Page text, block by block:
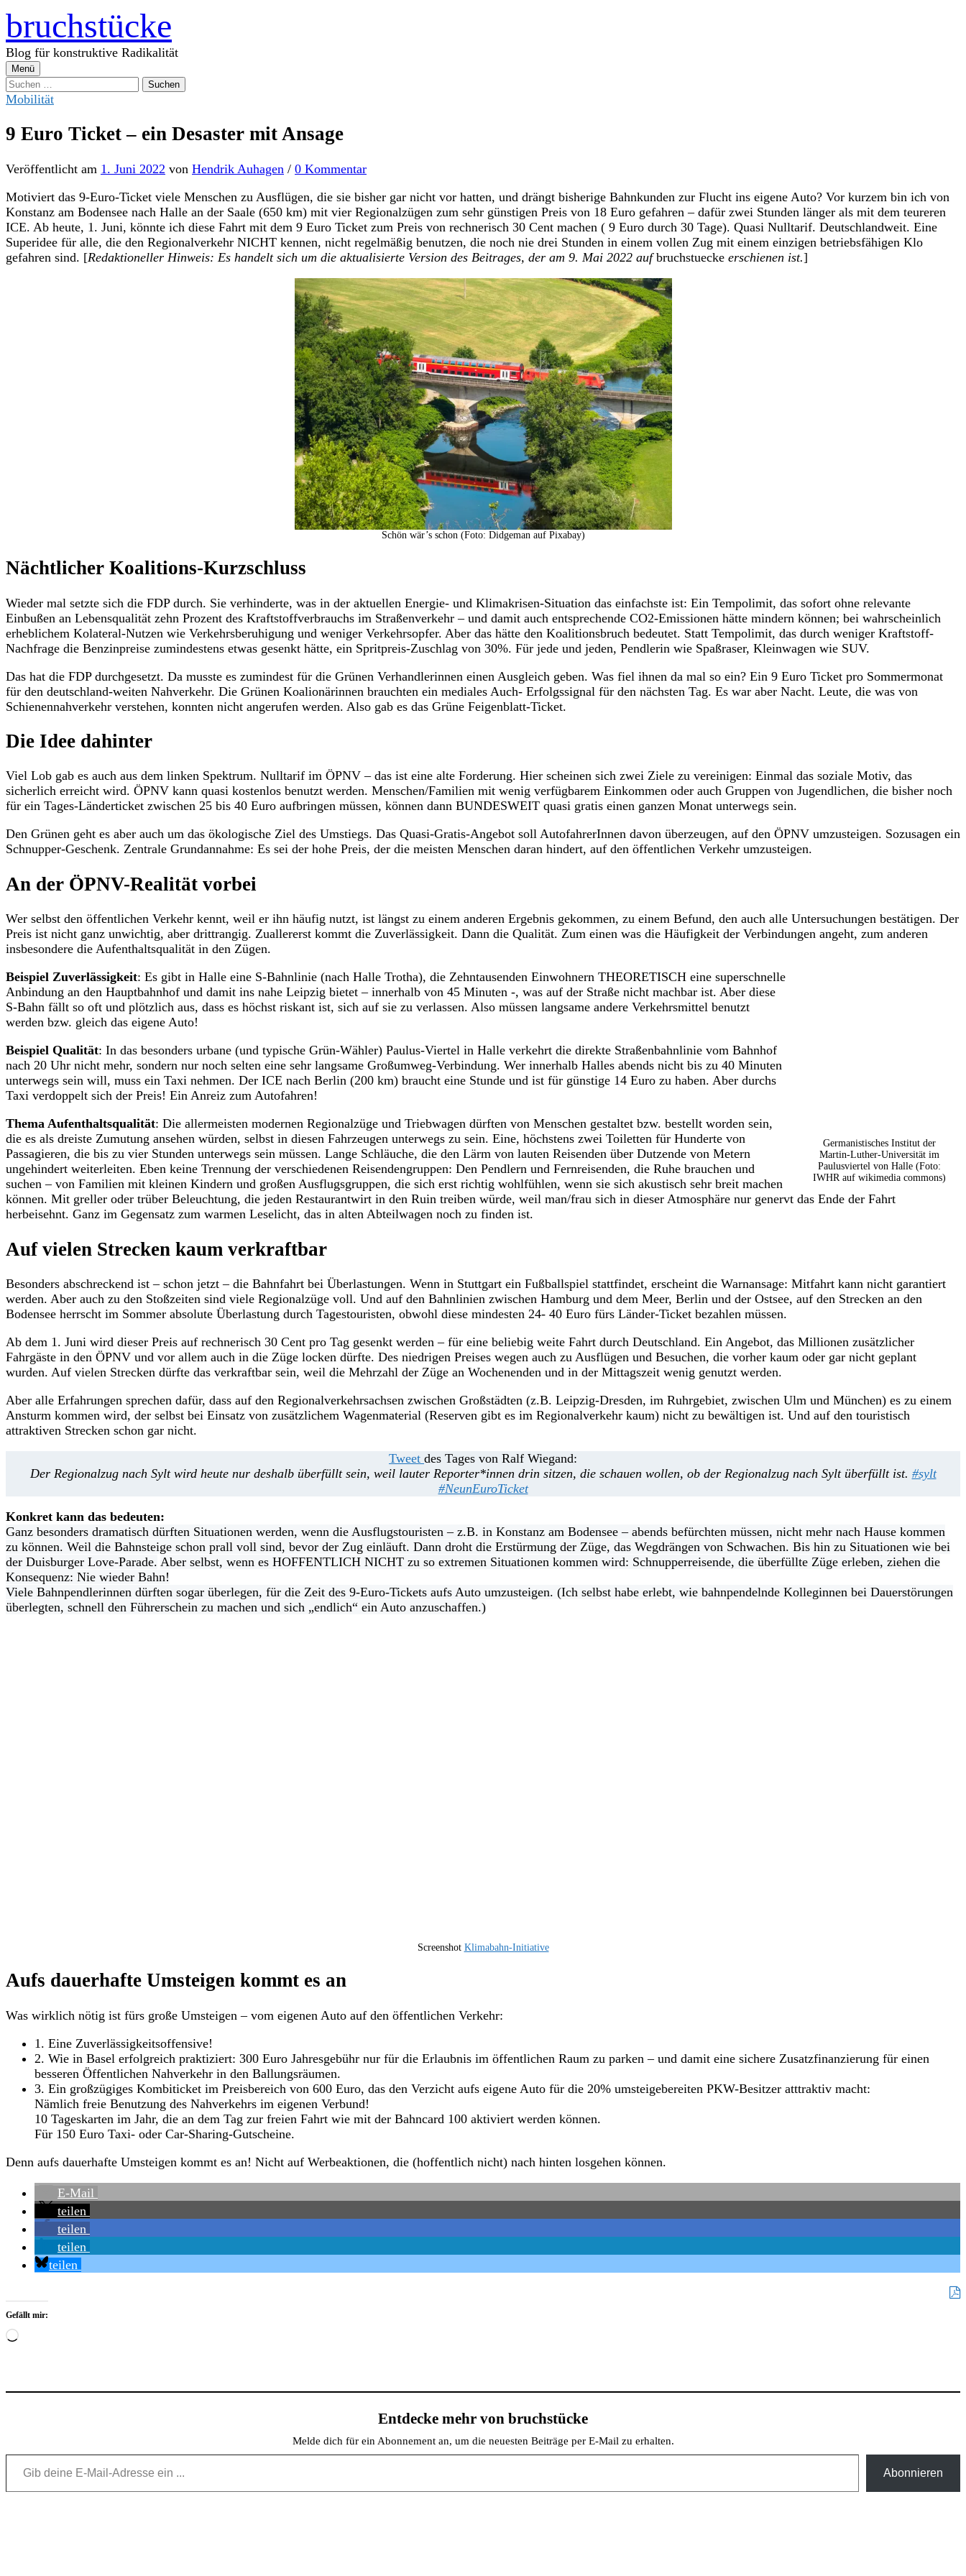
Zum
Inhalt
überspringen
bruchstücke
Blog für konstruktive Radikalität
Menü
Suchen
nach:
Mobilität
9 Euro Ticket – ein Desaster mit Ansage
Veröffentlicht am 1. Juni 2022 von Hendrik Auhagen / 0 Kommentar
Motiviert das 9-Euro-Ticket viele Menschen zu Ausflügen, die sie bisher gar nicht vor hatten, und drängt bisherige Bahnkunden zur Flucht ins eigene Auto? Vor kurzem bin ich von
Konstanz am Bodensee nach Halle an der Saale (650 km) mit vier Regionalzügen zum sehr günstigen Preis von 18 Euro gefahren – dafür zwei Stunden länger als mit dem teureren
ICE. Ab heute, 1. Juni, könnte ich diese Fahrt mit dem 9 Euro Ticket zum Preis von rechnerisch 30 Cent machen ( 9 Euro durch 30 Tage). Quasi Nulltarif. Deutschlandweit. Eine
Superidee für alle, die den Regionalverkehr NICHT kennen, nicht regelmäßig benutzen, die noch nie drei Stunden in einem vollen Zug mit einem einzigen betriebsfähigen Klo
gefahren sind. [Redaktioneller Hinweis: Es handelt sich um die aktualisierte Version des Beitrages, der am 9. Mai 2022 aufbruchstuecke erschienen ist.]
Schön wär’s schon (Foto: Didgeman auf Pixabay)
Nächtlicher Koalitions-Kurzschluss
Wieder mal setzte sich die FDP durch. Sie verhinderte, was in der aktuellen Energie- und Klimakrisen-Situation das einfachste ist: Ein Tempolimit, das sofort ohne relevante
Einbußen an Lebensqualität zehn Prozent des Kraftstoffverbrauchs im Straßenverkehr – und damit auch entsprechende CO2-Emissionen hätte mindern können; bei wahrscheinlich
erheblichem Kolateral-Nutzen wie Verkehrsberuhigung und weniger Verkehrsopfer. Aber das hätte den Koalitionsbruch bedeutet. Statt Tempolimit, das durch weniger Kraftstoff-
Nachfrage die Benzinpreise zumindestens etwas gesenkt hätte, ein Spritpreis-Zuschlag von 30%. Für jede und jeden, Pendlerin wie Spaßraser, Kleinwagen wie SUV.
Das hat die FDP durchgesetzt. Da musste es zumindest für die Grünen Verhandlerinnen einen Ausgleich geben. Was fiel ihnen da mal so ein? Ein 9 Euro Ticket pro Sommermonat
für den deutschland-weiten Nahverkehr. Die Grünen Koalionärinnen brauchten ein mediales Auch- Erfolgssignal für den nächsten Tag. Es war aber Nacht. Leute, die was von
Schienennahverkehr verstehen, konnten nicht angerufen werden. Also gab es das Grüne Feigenblatt-Ticket.
Die Idee dahinter
Viel Lob gab es auch aus dem linken Spektrum. Nulltarif im ÖPNV – das ist eine alte Forderung. Hier scheinen sich zwei Ziele zu vereinigen: Einmal das soziale Motiv, das
sicherlich erreicht wird. ÖPNV kann quasi kostenlos benutzt werden. Menschen/Familien mit wenig verfügbarem Einkommen oder auch Gruppen von Jugendlichen, die bisher noch
für ein Tages-Länderticket zwischen 25 bis 40 Euro aufbringen müssen, können dann BUNDESWEIT quasi gratis einen ganzen Monat unterwegs sein.
Den Grünen geht es aber auch um das ökologische Ziel des Umstiegs. Das Quasi-Gratis-Angebot soll AutofahrerInnen davon überzeugen, auf den ÖPNV umzusteigen. Sozusagen ein
Schnupper-Geschenk. Zentrale Grundannahme: Es sei der hohe Preis, der die meisten Menschen daran hindert, auf den öffentlichen Verkehr umzusteigen.
An der ÖPNV-Realität vorbei
Wer selbst den öffentlichen Verkehr kennt, weil er ihn häufig nutzt, ist längst zu einem anderen Ergebnis gekommen, zu einem Befund, den auch alle Untersuchungen bestätigen. Der
Preis ist nicht ganz unwichtig, aber drittrangig. Zuallererst kommt die Zuverlässigkeit. Dann die Qualität. Zum einen was die Häufigkeit der Verbindungen angeht, zum anderen
insbesondere die Aufenthaltsqualität in den Zügen.
Germanistisches Institut der
Martin-Luther-Universität im
Paulusviertel von Halle (Foto:
IWHR auf wikimedia commons)
Beispiel Zuverlässigkeit: Es gibt in Halle eine S-Bahnlinie (nach Halle Trotha), die Zehntausenden Einwohnern THEORETISCH eine superschnelle
Anbindung an den Hauptbahnhof und damit ins nahe Leipzig bietet – innerhalb von 45 Minuten -, was auf der Straße nicht machbar ist. Aber diese
S-Bahn fällt so oft und plötzlich aus, dass es höchst riskant ist, sich auf sie zu verlassen. Also müssen langsame andere Verkehrsmittel benutzt
werden bzw. gleich das eigene Auto!
Beispiel Qualität: In das besonders urbane (und typische Grün-Wähler) Paulus-Viertel in Halle verkehrt die direkte Straßenbahnlinie vom Bahnhof
nach 20 Uhr nicht mehr, sondern nur noch selten eine sehr langsame Großumweg-Verbindung. Wer innerhalb Halles abends nicht bis zu 40 Minuten
unterwegs sein will, muss ein Taxi nehmen. Der ICE nach Berlin (200 km) braucht eine Stunde und ist für günstige 14 Euro zu haben. Aber durchs
Taxi verdoppelt sich der Preis! Ein Anreiz zum Autofahren!
Thema Aufenthaltsqualität: Die allermeisten modernen Regionalzüge und Triebwagen dürften von Menschen gestaltet bzw. bestellt worden sein,
die es als dreiste Zumutung ansehen würden, selbst in diesen Fahrzeugen unterwegs zu sein. Eine, höchstens zwei Toiletten für Hunderte von
Passagieren, die bis zu vier Stunden unterwegs sein müssen. Lange Schläuche, die den Lärm von lauten Reisenden über Dutzende von Metern
ungehindert weiterleiten. Eben keine Trennung der verschiedenen Reisendengruppen: Den Pendlern und Fernreisenden, die Ruhe brauchen und
suchen – von Familien mit kleinen Kindern und großen Ausflugsgruppen, die sich erst richtig wohlfühlen, wenn sie sich akustisch sehr breit machen
können. Mit greller oder trüber Beleuchtung, die jeden Restaurantwirt in den Ruin treiben würde, weil man/frau sich in dieser Atmosphäre nur genervt das Ende der Fahrt
herbeisehnt. Ganz im Gegensatz zum warmen Leselicht, das in alten Abteilwagen noch zu finden ist.
Auf vielen Strecken kaum verkraftbar
Besonders abschreckend ist – schon jetzt – die Bahnfahrt bei Überlastungen. Wenn in Stuttgart ein Fußballspiel stattfindet, erscheint die Warnansage: Mitfahrt kann nicht garantiert
werden. Aber auch zu den Stoßzeiten sind viele Regionalzüge voll. Und auf den Bahnlinien zwischen Hamburg und dem Meer, Berlin und der Ostsee, auf den Strecken an den
Bodensee herrscht im Sommer absolute Überlastung durch Tagestouristen, obwohl diese mindesten 24- 40 Euro fürs Länder-Ticket bezahlen müssen.
Ab dem 1. Juni wird dieser Preis auf rechnerisch 30 Cent pro Tag gesenkt werden – für eine beliebig weite Fahrt durch Deutschland. Ein Angebot, das Millionen zusätzlicher
Fahrgäste in den ÖPNV und vor allem auch in die Züge locken dürfte. Des niedrigen Preises wegen auch zu Ausflügen und Besuchen, die vorher kaum oder gar nicht geplant
wurden. Auf vielen Strecken dürfte das verkraftbar sein, weil die Mehrzahl der Züge an Wochenenden und in der Mittagszeit wenig genutzt werden.
Aber alle Erfahrungen sprechen dafür, dass auf den Regionalverkehrsachsen zwischen Großstädten (z.B. Leipzig-Dresden, im Ruhrgebiet, zwischen Ulm und München) es zu einem
Ansturm kommen wird, der selbst bei Einsatz von zusätzlichem Wagenmaterial (Reserven gibt es im Regionalverkehr kaum) nicht zu bewältigen ist. Und auf den touristisch
attraktiven Strecken schon gar nicht.
Tweet des Tages von Ralf Wiegand:
Der Regionalzug nach Sylt wird heute nur deshalb überfüllt sein, weil lauter Reporter*innen drin sitzen, die schauen wollen, ob der Regionalzug nach Sylt überfüllt ist. #sylt
#NeunEuroTicket
Konkret kann das bedeuten:
Ganz besonders dramatisch dürften Situationen werden, wenn die Ausflugstouristen – z.B. in Konstanz am Bodensee – abends befürchten müssen, nicht mehr nach Hause kommen
zu können. Weil die Bahnsteige schon prall voll sind, bevor der Zug einläuft. Dann droht die Erstürmung der Züge, das Wegdrängen von Schwachen. Bis hin zu Situationen wie bei
der Duisburger Love-Parade. Aber selbst, wenn es HOFFENTLICH NICHT zu so extremen Situationen kommen wird: Schnupperreisende, die überfüllte Züge erleben, ziehen die
Konsequenz: Nie wieder Bahn!
Viele Bahnpendlerinnen dürften sogar überlegen, für die Zeit des 9-Euro-Tickets aufs Auto umzusteigen. (Ich selbst habe erlebt, wie bahnpendelnde Kolleginnen bei Dauerstörungen
überlegten, schnell den Führerschein zu machen und sich „endlich“ ein Auto anzuschaffen.)
Screenshot Klimabahn-Initiative
Aufs dauerhafte Umsteigen kommt es an
Was wirklich nötig ist fürs große Umsteigen – vom eigenen Auto auf den öffentlichen Verkehr:
1. Eine Zuverlässigkeitsoffensive!
2. Wie in Basel erfolgreich praktiziert: 300 Euro Jahresgebühr nur für die Erlaubnis im öffentlichen Raum zu parken – und damit eine sichere Zusatzfinanzierung für einen
besseren Öffentlichen Nahverkehr in den Ballungsräumen.
3. Ein großzügiges Kombiticket im Preisbereich von 600 Euro, das den Verzicht aufs eigene Auto für die 20% umsteigebereiten PKW-Besitzer atttraktiv macht:
Nämlich freie Benutzung des Nahverkehrs im eigenen Verbund!
10 Tageskarten im Jahr, die an dem Tag zur freien Fahrt wie mit der Bahncard 100 aktiviert werden können.
Für 150 Euro Taxi- oder Car-Sharing-Gutscheine.
Denn aufs dauerhafte Umsteigen kommt es an! Nicht auf Werbeaktionen, die (hoffentlich nicht) nach hinten losgehen können.
E-Mail
teilen
teilen
teilen
teilen
Gefällt mir:
Wird
Entdecke mehr von bruchstücke
Melde dich für ein Abonnement an, um die neuesten Beiträge per E-Mail zu erhalten.
Gib deine E-Mail-Adresse ein ...
Abonnieren